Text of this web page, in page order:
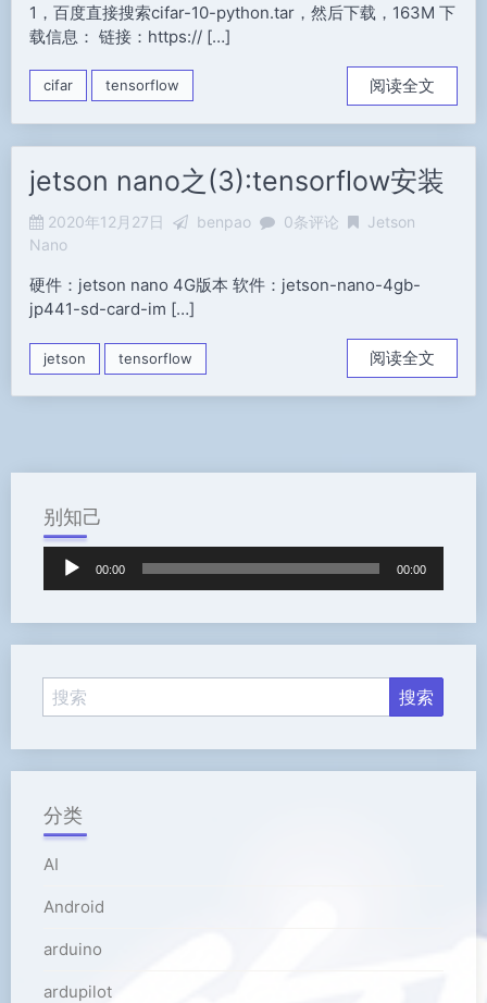
1，百度直接搜索cifar-10-python.tar，然后下载，163M 下
载信息： 链接：https:// […]
cifar tensorflow 阅读全文
jetson nano之(3):tensorflow安装
2020年12月27日 benpao 0条评论
Jetson
Nano
硬件：jetson nano 4G版本 软件：jetson-nano-4gb-
jp441-sd-card-im […]
jetson tensorflow 阅读全文
别知己
放
00:00 00:00
分类
AI
Android
arduino
ardupilot